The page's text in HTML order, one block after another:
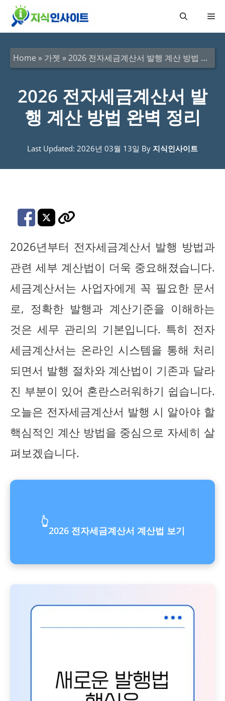
메
Home » 가젯 »2026 전자세금계산서 발행 계산 방법 완벽 정리
2026 전자세금계산서 발
행 계산 방법 완벽 정리
Last Updated: 2026년 03월 13일 By 지식인사이트
2026년부터 전자세금계산서 발행 방법과
관련 세부 계산법이 더욱 중요해졌습니다.
세금계산서는 사업자에게 꼭 필요한 문서
로, 정확한 발행과 계산기준을 이해하는
것은 세무 관리의 기본입니다. 특히 전자
세금계산서는 온라인 시스템을 통해 처리
되면서 발행 절차와 계산법이 기존과 달라
진 부분이 있어 혼란스러워하기 쉽습니다.
오늘은 전자세금계산서 발행 시 알아야 할
핵심적인 계산 방법을 중심으로 자세히 살
펴보겠습니다.
👆
2026 전자세금계산서 계산법 보기